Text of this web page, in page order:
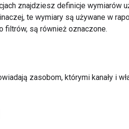
znajdziesz definicje wymiarów
inaczej, te wymiary są używane w
filtrów, są również oznaczone.
zasobom, którymi kanały i